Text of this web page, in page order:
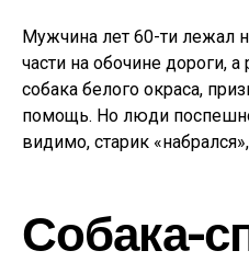
Мужчина лет 60-ти лежал
части на обочине дороги,
собака белого окраса,
помощь. Но люди
видимо, старик
Собака-